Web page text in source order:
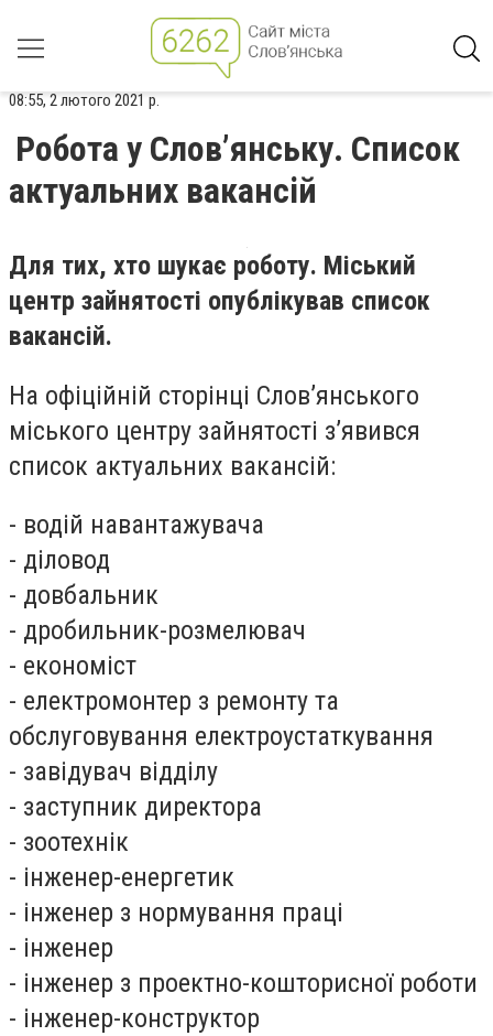
08:55, 2 лютого 2021 р.
Робота у Слов’янську. Список
актуальних вакансій
Для тих, хто шукає роботу. Міський
центр зайнятості опублікував список
вакансій.
На офіційній сторінці Слов’янського
міського центру зайнятості з’явився
список актуальних вакансій:
- водій навантажувача
- діловод
- довбальник
- дробильник-розмелювач
- економіст
- електромонтер з ремонту та
обслуговування електроустаткування
- завідувач відділу
- заступник директора
- зоотехнік
- інженер-енергетик
- інженер з нормування праці
- інженер
- інженер з проектно-кошторисної роботи
- інженер-конструктор